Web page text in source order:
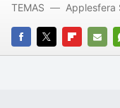
FACEBOOK
TWITTERFLIPBOARD
E-
TEMAS Applesfera